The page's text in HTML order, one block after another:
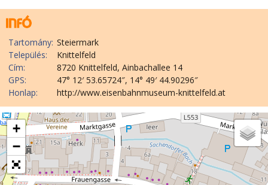
Tartomány: Steiermark
Település:
Knittelfeld
Cím:
8720 Knittelfeld, Ainbachallee 14
GPS:
47° 12′ 53.65724″, 14° 49′ 44.90296″
Honlap:
http://www.eisenbahnmuseum-knittelfeld.at
+
−